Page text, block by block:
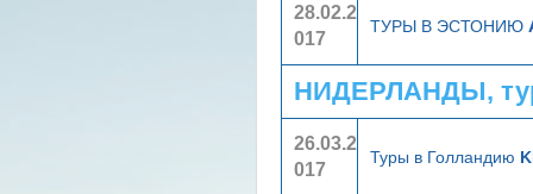
28.02.2
017
ТУРЫ В ЭСТОНИЮ
НИДЕРЛАНДЫ,
26.03.2
017
Туры в Голландию